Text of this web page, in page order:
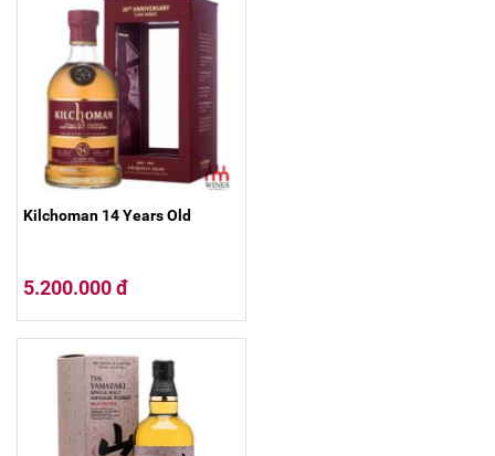
Kilchoman 14 Years Old
5.200.000 đ